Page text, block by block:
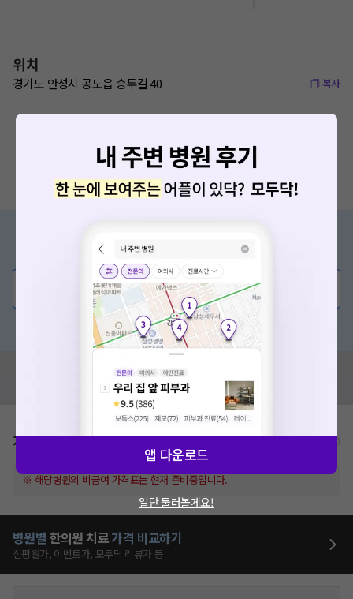
위치
경기도 안성시 공도읍 승두길 40 복사
증상/치료, 궁금한 점이 있나요?
💬 무엇이든 물어보세요
혹은, 의료상담 서비스에 다양한 게시글 보러가기
혹시 잘못된 병원정보가 있나요?
모두닥 팀에 알려주세요!
가격표 비급여/급여 진료란?
※ 해당병원의 비급여 가격표는 현재 준비중입니다.
병원별 한의원 치료가격 비교하기
심평원가, 이벤트가, 모두닥 리뷰가 등
앱 다운로드
일단 둘러볼게요!